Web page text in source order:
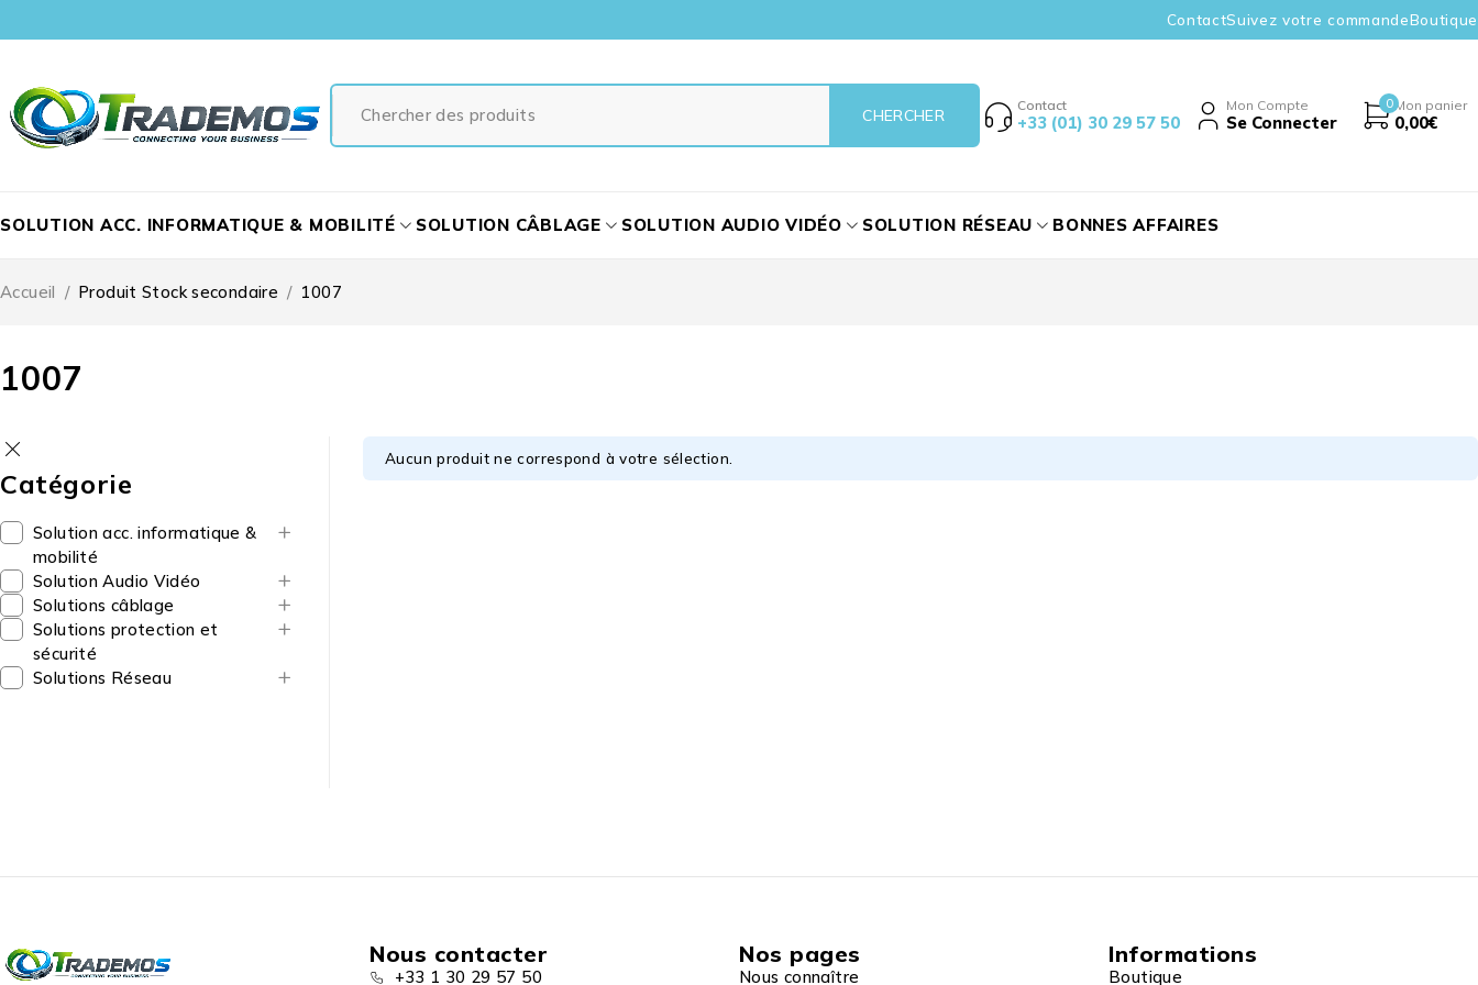
ContactSuivez votre commandeBoutique
Contact
+33 (01) 30 29 57 50
Mon Compte
Se Connecter
0 Mon panier
0,00€
SOLUTION ACC. INFORMATIQUE & MOBILITÉ SOLUTION CÂBLAGE SOLUTION AUDIO VIDÉO SOLUTION RÉSEAU BONNES AFFAIRES
1007
Accueil / Produit Stock secondaire / 1007
Catégorie
Solution acc. informatique &
mobilité
Solution Audio Vidéo
Solutions câblage
Solutions protection et
sécurité
Solutions Réseau
Aucun produit ne correspond à votre sélection.
Nous contacter
+33 1 30 29 57 50
Nos pages
Nous connaître
Informations
Boutique